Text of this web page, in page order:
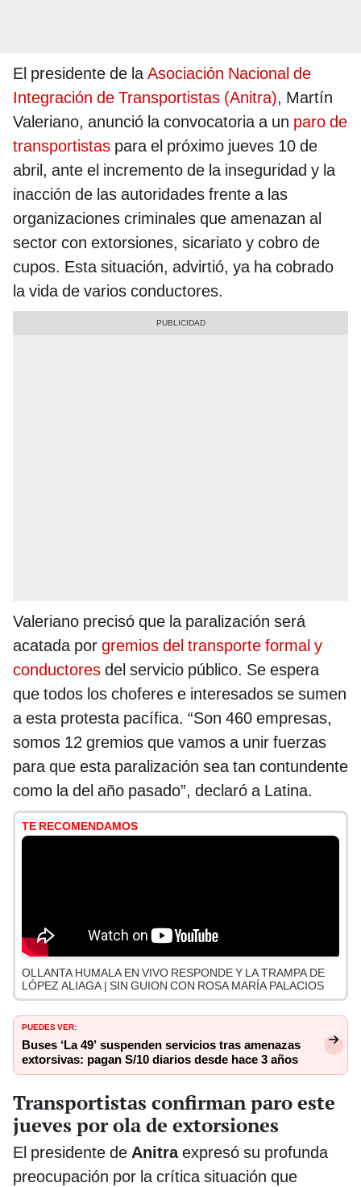
El presidente de laAsociación Nacional de
Integración de Transportistas (Anitra), Martín
Valeriano, anunció la convocatoria a un paro de
transportistas para el próximo jueves 10 de
abril, ante el incremento de la inseguridad y la
inacción de las autoridades frente a las
organizaciones criminales que amenazan al
sector con extorsiones, sicariato y cobro de
cupos. Esta situación, advirtió, ya ha cobrado
la vida de varios conductores.
Valeriano precisó que la paralización será
acatada por gremios del transporte formal y
conductores del servicio público. Se espera
que todos los choferes e interesados se sumen
a esta protesta pacífica. “Son 460 empresas,
somos 12 gremios que vamos a unir fuerzas
para que esta paralización sea tan contundente
como la del año pasado”, declaró a Latina.
TE RECOMENDAMOS
OLLANTA HUMALA EN VIVO RESPONDE Y LA TRAMPA DE
LÓPEZ ALIAGA | SIN GUION CON ROSA MARÍA PALACIOS
PUEDES VER:
Buses ‘La 49’ suspenden servicios tras amenazas
extorsivas: pagan S/10 diarios desde hace 3 años
Transportistas confirman paro este
jueves por ola de extorsiones
El presidente de Anitraexpresó su profunda
preocupación por la crítica situación que